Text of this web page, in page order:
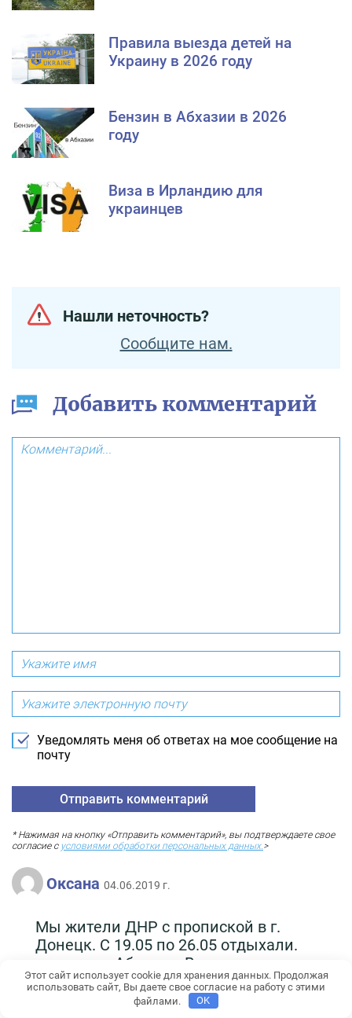
Правила выезда детей на
Украину в 2026 году
Бензин в Абхазии в 2026
году
Виза в Ирландию для
украинцев
Нашли неточность?
Сообщите нам.
Добавить комментарий
Уведомлять меня об ответах на мое сообщение на
почту
* Нажимая на кнопку «Отправить комментарий», вы подтверждаете свое
согласие с условиями обработки персональных данных. >
Оксана 04.06.2019 г.
Мы жители ДНР с пропиской в г.
Донецк. С 19.05 по 26.05 отдыхали.
с мужем в Абхазии. Въезжали в
Абхазию через территорию РФ по
украинским паспортам. Никаких
Этот сайт использует cookie для хранения данных. Продолжая
использовать сайт, Вы даете свое согласие на работу с этими
файлами.
OK